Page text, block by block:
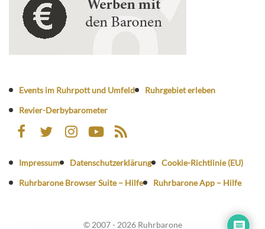
Events im Ruhrpott und Umfeld
Ruhrgebiet erleben
Revier-Derbybarometer
Impressum Datenschutzerklärung
Cookie-Richtlinie (EU)
Ruhrbarone Browser Suite – Hilfe
Ruhrbarone App – Hilfe
© 2007 - 2026 Ruhrbarone